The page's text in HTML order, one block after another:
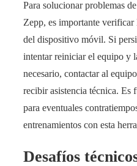
Para solucionar problemas
Zepp, es importante
del dispositivo móvil. Si
intentar reiniciar el equipo y
necesario, contactar al
recibir asistencia técnica. Es
para eventuales
entrenamientos con esta
Desafíos